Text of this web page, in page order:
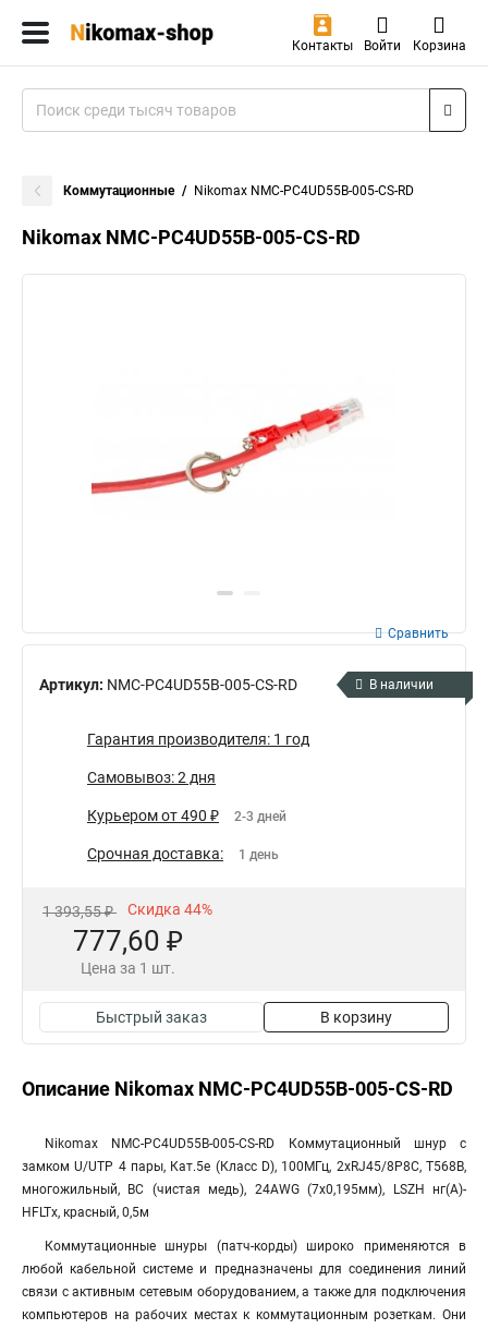
Контакты Войти Корзина
Коммутационные Nikomax NMC-PC4UD55B-005-CS-RD
Nikomax NMC-PC4UD55B-005-CS-RD
Артикул: NMC-PC4UD55B-005-CS-RD
Сравнить
В наличии
Гарантия производителя: 1 год
Самовывоз: 2 дня
Курьером от 490 ₽ 2-3 дней
Срочная доставка: 1 день
1 393,55 ₽ Скидка 44%
777,60 ₽
Цена за 1 шт.
Быстрый заказ В корзину
Описание Nikomax NMC-PC4UD55B-005-CS-RD
Nikomax NMC-PC4UD55B-005-CS-RD Коммутационный шнур с
замком U/UTP 4 пары, Кат.5е (Класс D), 100МГц, 2хRJ45/8P8C, T568B,
многожильный, BC (чистая медь), 24AWG (7х0,195мм), LSZH нг(А)-
HFLTx, красный, 0,5м
Коммутационные шнуры (патч-корды) широко применяются в
любой кабельной системе и предназначены для соединения линий
связи с активным сетевым оборудованием, а также для подключения
компьютеров на рабочих местах к коммутационным розеткам. Они